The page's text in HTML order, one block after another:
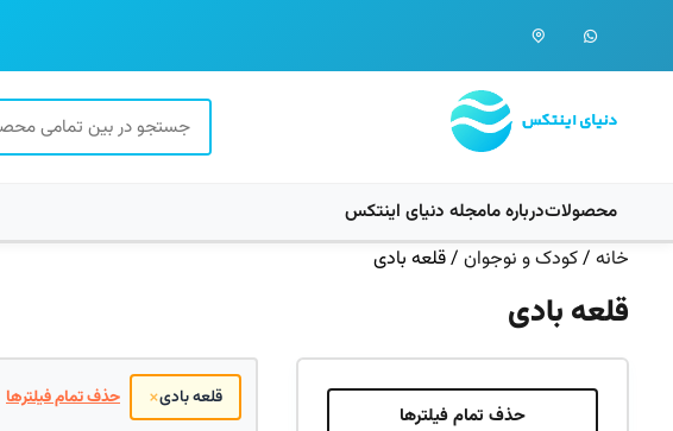
محصولاتدرباره مامجله دنیای اینتکس
خانه /کودک و نوجوان / قلعه بادی
قلعه بادی
حذف تمام فیلترها
قلعه بادی× حذف تمام فیلترها